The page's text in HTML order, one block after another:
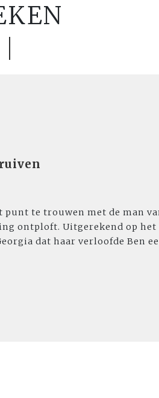
punt te trouwen met de man
ontploft. Uitgerekend op het
dat haar verloofde Ben